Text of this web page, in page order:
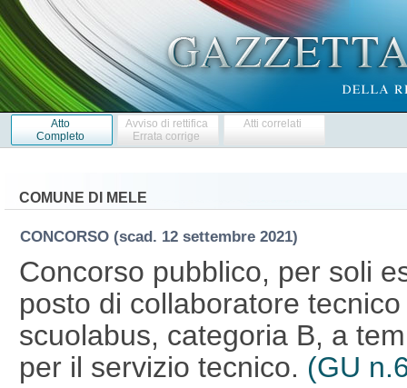
Atto
Completo
Avviso di rettifica
Errata corrige
Atti correlati
COMUNE DI MELE
CONCORSO (scad. 12 settembre 2021)
Concorso pubblico, per soli
posto di collaboratore
scuolabus, categoria B, a
per il servizio tecnico. (GU